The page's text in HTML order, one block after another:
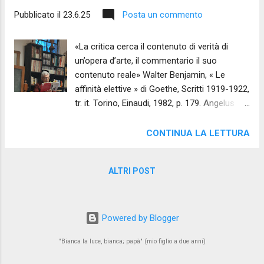
Pubblicato il 23.6.25 Posta un commento
«La critica cerca il contenuto di verità di
un’opera d’arte, il commentario il suo
contenuto reale» Walter Benjamin, « Le
affinità elettive » di Goethe, Scritti 1919-1922,
tr. it. Torino, Einaudi, 1982, p. 179. Angelus
Benjamin, (Berlino, 15 Luglio 1892 – Port
e antiaccademico, rabdomante di cultura
figlio della cultura ebraica, amico di Sholem e
(nonché lettore di Platone), sente l’esigenza
CONTINUA LA LETTURA
ALTRI POST
Powered by Blogger
"Bianca la luce, bianca; papà" (mio figlio a due anni)